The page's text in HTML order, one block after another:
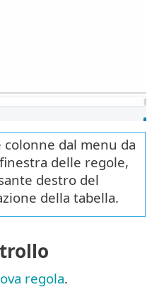
colonne dal menu da
delle regole,
destro del
della tabella.
regola.